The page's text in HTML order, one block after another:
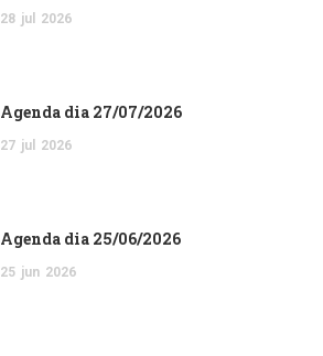
28 jul 2026
Agenda dia 27/07/2026
27 jul 2026
Agenda dia 25/06/2026
25 jun 2026